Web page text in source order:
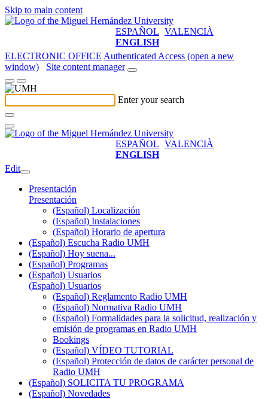
Skip to main content
ESPAÑOL VALENCIÀ
ENGLISH
ELECTRONIC OFFICE Authenticated Access (open a new
window)
Site content manager
Enter your search
ESPAÑOL VALENCIÀ
ENGLISH
Edit
Presentación
Presentación
(Español) Localización
(Español) Instalaciones
(Español) Horario de apertura
(Español) Escucha Radio UMH
(Español) Hoy suena...
(Español) Programas
(Español) Usuarios
(Español) Usuarios
(Español) Reglamento Radio UMH
(Español) Normativa Radio UMH
(Español) Formalidades para la solicitud, realización y
emisión de programas en Radio UMH
Bookings
(Español) VÍDEO TUTORIAL
(Español) Protección de datos de carácter personal de
Radio UMH
(Español) SOLICITA TU PROGRAMA
(Español) Novedades